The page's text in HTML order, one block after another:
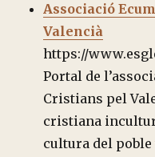
Associació
Valencià
https://
Portal de
Cristians pel
cristiana
cultura del